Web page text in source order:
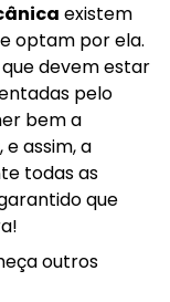
existem
optam por ela.
devem estar
pelo
bem a
assim, a
todas as
que
outros